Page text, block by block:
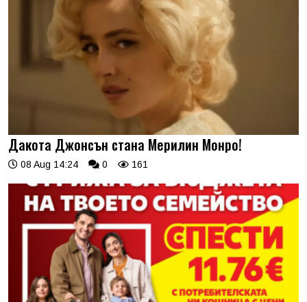
Дакота Джонсън стана Мерилин Монро!
08 Aug 14:24 0 161